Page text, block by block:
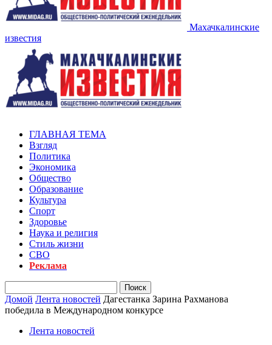
Махачкалинские
известия
ГЛАВНАЯ ТЕМА
Взгляд
Политика
Экономика
Общество
Образование
Культура
Спорт
Здоровье
Наука и религия
Стиль жизни
СВО
Реклама
Домой Лента новостей Дагестанка Зарина Рахманова
победила в Международном конкурсе
Лента новостей